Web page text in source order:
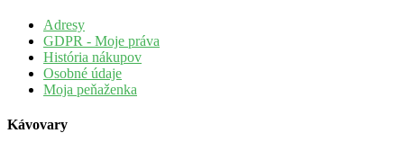
Adresy
GDPR - Moje práva
História nákupov
Osobné údaje
Moja peňaženka
Kávovary